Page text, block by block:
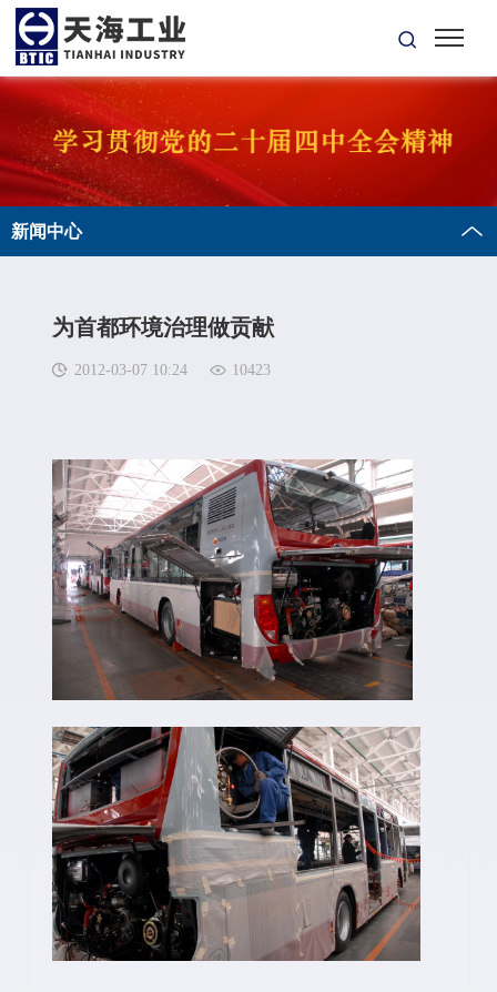
新闻中心
为首都环境治理做贡献
2012-03-07 10:24 10423